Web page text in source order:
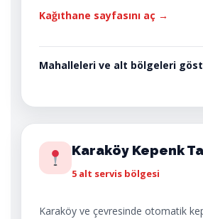
Kağıthane sayfasını aç →
Mahalleleri ve alt bölgeleri
Karaköy Kepenk
5 alt servis bölgesi
Karaköy ve çevresinde otomatik